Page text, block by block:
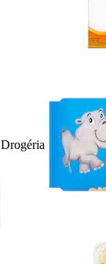
Drogéria